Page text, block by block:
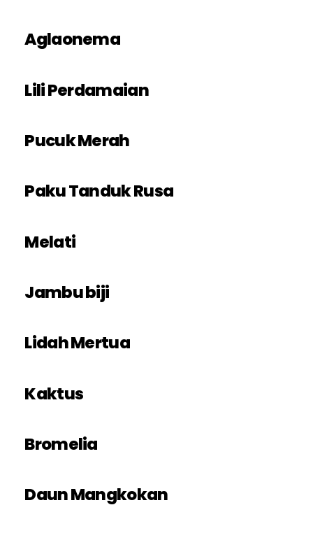
Aglaonema
Lili Perdamaian
Pucuk Merah
Paku Tanduk Rusa
Melati
Jambu biji
Lidah Mertua
Kaktus
Bromelia
Daun Mangkokan